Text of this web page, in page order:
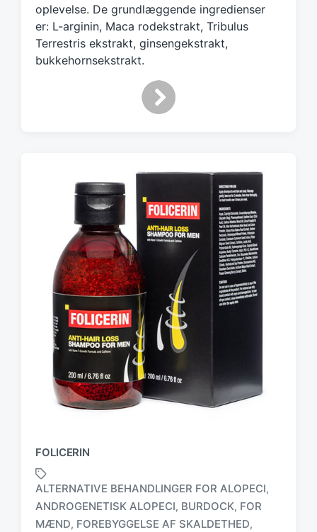
oplevelse. De grundlæggende ingredienser
er: L-arginin, Maca rodekstrakt, Tribulus
Terrestris ekstrakt, ginsengekstrakt,
bukkehornsekstrakt.
FOLICERIN
T
ALTERNATIVE BEHANDLINGER FOR ALOPECI,
ANDROGENETISK ALOPECI, BURDOCK, FOR
MÆND, FOREBYGGELSE AF SKALDETHED,